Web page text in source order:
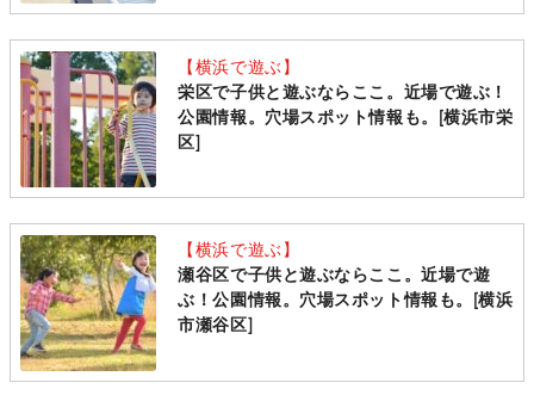
【横浜で遊ぶ】
栄区で子供と遊ぶならここ。近場で遊ぶ！
公園情報。穴場スポット情報も。[横浜市栄
区]
【横浜で遊ぶ】
瀬谷区で子供と遊ぶならここ。近場で遊
ぶ！公園情報。穴場スポット情報も。[横浜
市瀬谷区]